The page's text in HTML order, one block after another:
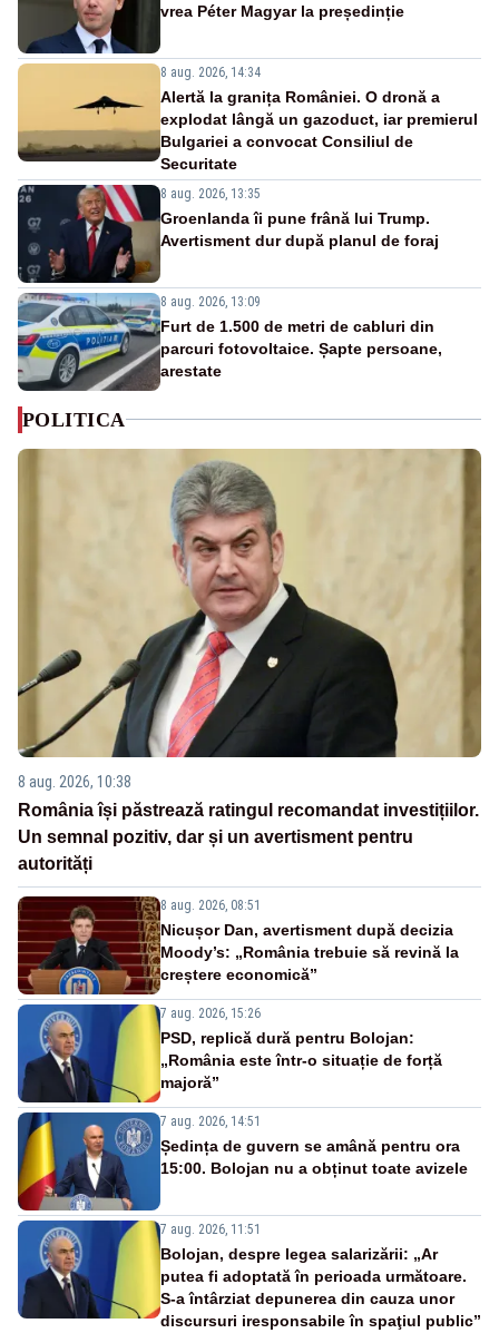
vrea Péter Magyar la președinție
8 aug. 2026, 14:34
Alertă la granița României. O dronă a
explodat lângă un gazoduct, iar premierul
Bulgariei a convocat Consiliul de
Securitate
8 aug. 2026, 13:35
Groenlanda îi pune frână lui Trump.
Avertisment dur după planul de foraj
8 aug. 2026, 13:09
Furt de 1.500 de metri de cabluri din
parcuri fotovoltaice. Șapte persoane,
arestate
POLITICA
8 aug. 2026, 10:38
România își păstrează ratingul recomandat investițiilor.
Un semnal pozitiv, dar și un avertisment pentru
autorități
8 aug. 2026, 08:51
Nicușor Dan, avertisment după decizia
Moody’s: „România trebuie să revină la
creștere economică”
7 aug. 2026, 15:26
PSD, replică dură pentru Bolojan:
„România este într-o situație de forță
majoră”
7 aug. 2026, 14:51
Ședința de guvern se amână pentru ora
15:00. Bolojan nu a obținut toate avizele
7 aug. 2026, 11:51
Bolojan, despre legea salarizării: „Ar
putea fi adoptată în perioada următoare.
S-a întârziat depunerea din cauza unor
discursuri iresponsabile în spaţiul public”